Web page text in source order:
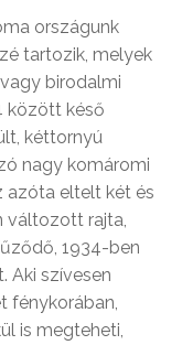
országunk
tartozik, melyek
birodalmi
között késő
kéttornyú
nagy komáromi
azóta eltelt két és
változott rajta,
1934-ben
Aki szívesen
fénykorában,
is megteheti,